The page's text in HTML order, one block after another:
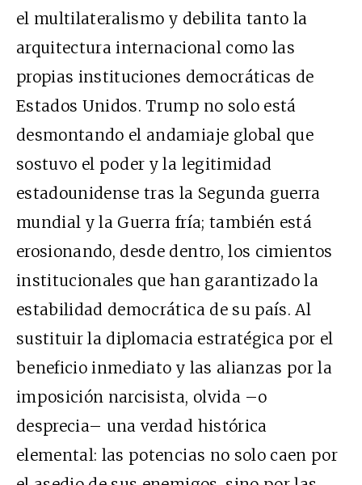
el multilateralismo y debilita tanto la
arquitectura internacional como las
propias instituciones democráticas de
Estados Unidos. Trump no solo está
desmontando el andamiaje global que
sostuvo el poder y la legitimidad
estadounidense tras la Segunda guerra
mundial y la Guerra fría; también está
erosionando, desde dentro, los cimientos
institucionales que han garantizado la
estabilidad democrática de su país. Al
sustituir la diplomacia estratégica por el
beneficio inmediato y las alianzas por la
imposición narcisista, olvida –o
desprecia– una verdad histórica
elemental: las potencias no solo caen por